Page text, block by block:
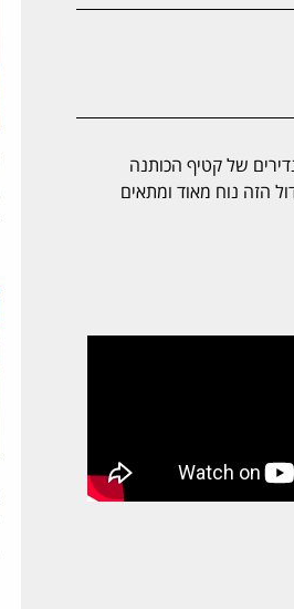
של 2022 ולקבל הצצה לצילומים נדירים של קטיף הכותנה
נראים יבולים טובים. הגידול הזה נוח מאוד ומתאים